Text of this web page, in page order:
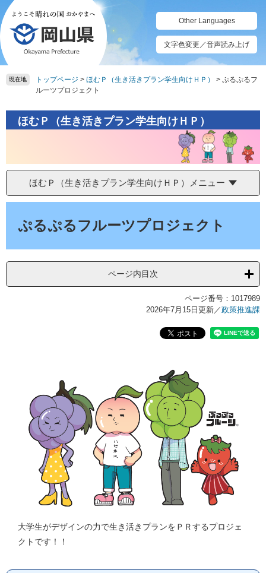
ペ
ー
ジ
の
先
頭
メ
ニ
ュ
ー
を
飛
文
Other Languages
文字色変更／音声読み上げ
現在地 トップページ > ほむＰ（生き活きプラン学生向けＨＰ） > ぷるぷるフ
ルーツプロジェクト
ほむＰ（生き活きプラン学生向けＨＰ）
ほむＰ（生き活きプラン学生向けＨＰ）メニュー
ぷるぷるフルーツプロジェクト
ページ内目次
ページ番号：1017989
2026年7月15日更新／政策推進課
大学生がデザインの力で生き活きプランをＰＲするプロジェ
クトです！！